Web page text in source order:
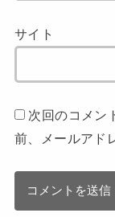
サイト
次回のコメン
前、メールアド